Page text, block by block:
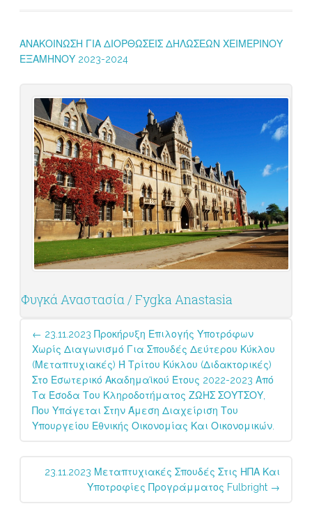
ΑΝΑΚΟΙΝΩΣΗ ΓΙΑ ΔΙΟΡΘΩΣΕΙΣ ΔΗΛΩΣΕΩΝ ΧΕΙΜΕΡΙΝΟΥ
ΕΞΑΜΗΝΟΥ 2023-2024
Φυγκά Αναστασία / Fygka Anastasia
Post
navigation
← 23.11.2023 Προκήρυξη Επιλογής Υποτρόφων
Χωρίς Διαγωνισμό Για Σπουδές Δεύτερου Κύκλου
(μεταπτυχιακές) Ή Τρίτου Κύκλου (διδακτορικές)
Στο Εσωτερικό Ακαδημαϊκού Έτους 2022-2023 Από
Τα Έσοδα Του Κληροδοτήματος ΖΩΗΣ ΣΟΥΤΣΟΥ,
Που Υπάγεται Στην Άμεση Διαχείριση Του
Υπουργείου Εθνικής Οικονομίας Και Οικονομικών.
23.11.2023 Μεταπτυχιακές Σπουδές Στις ΗΠΑ Και
Υποτροφίες Προγράμματος Fulbright →